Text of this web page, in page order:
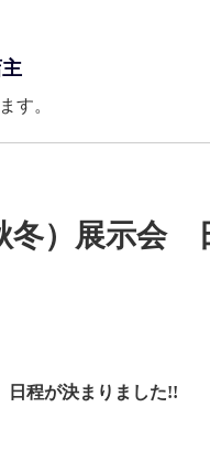
す。
冬）展示会
程が決まりました!!